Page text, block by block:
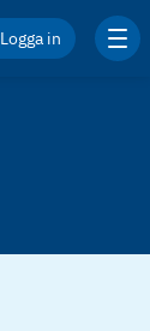
Logga in